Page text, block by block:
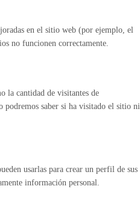
económico y empleo
derechos humanos y convivencia
de empleo
en el sitio web (por ejemplo, el
no funcionen correctamente.
la cantidad de visitantes de
podremos saber si ha visitado el sitio ni
usarlas para crear un perfil de sus
información personal.